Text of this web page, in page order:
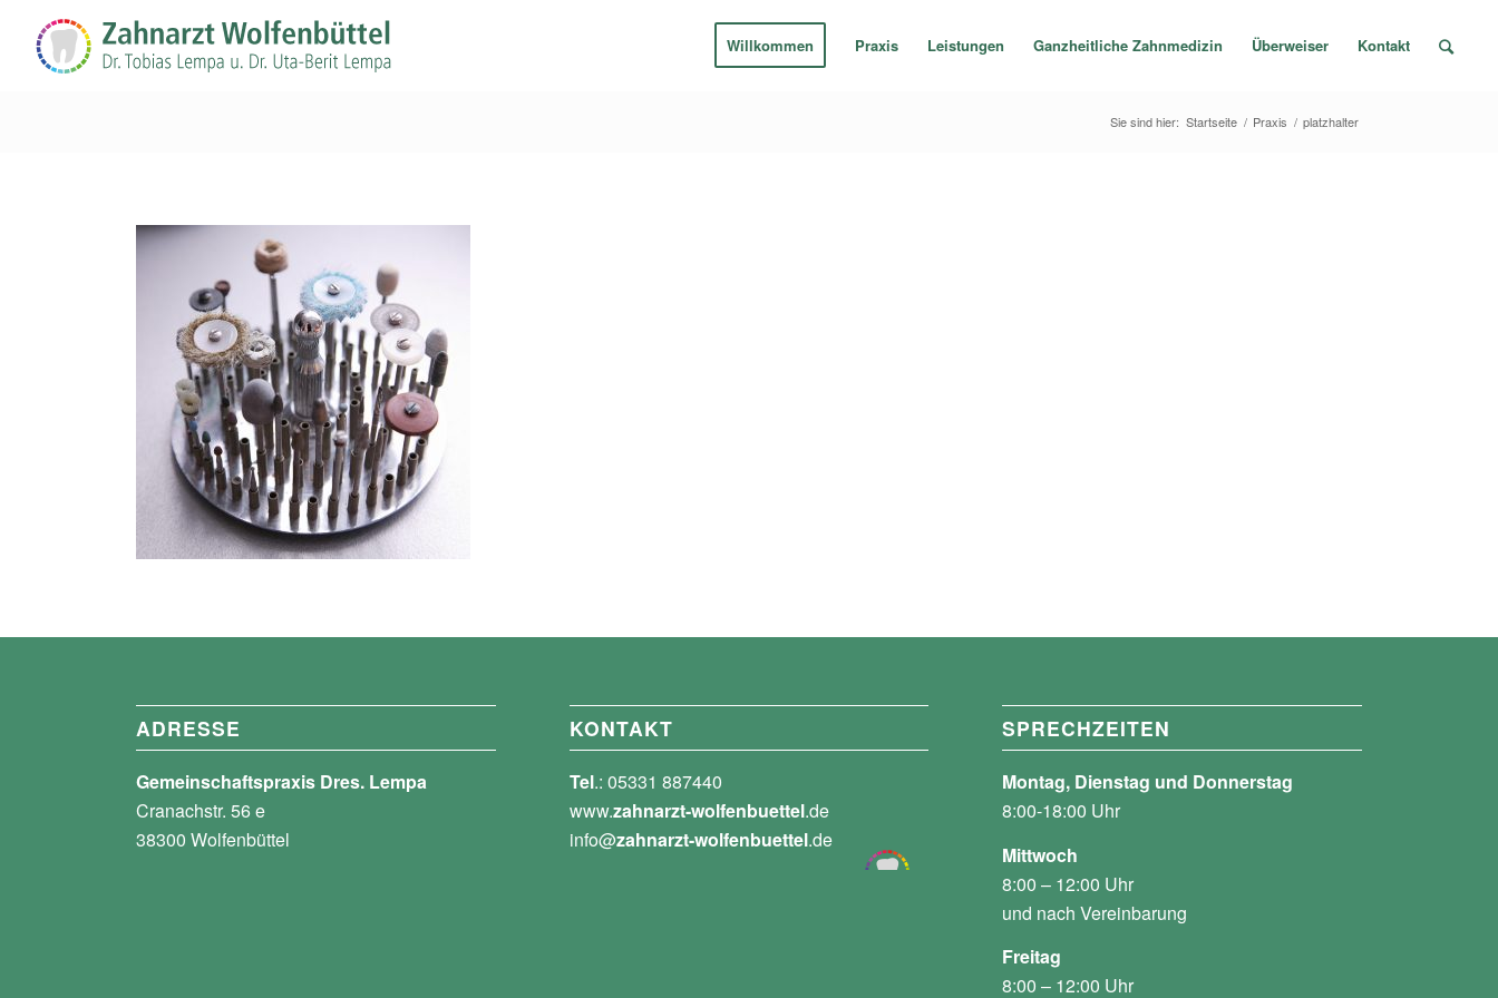
Willkommen Praxis Leistungen Ganzheitliche Zahnmedizin Überweiser Kontakt
Sie sind hier: Startseite / Praxis / platzhalter
ADRESSE
Gemeinschaftspraxis Dres. Lempa
Cranachstr. 56 e
38300 Wolfenbüttel
KONTAKT
Tel.: 05331 887440
www.zahnarzt-wolfenbuettel.de
info@zahnarzt-wolfenbuettel.de
SPRECHZEITEN
Montag, Dienstag und Donnerstag
8:00-18:00 Uhr
Mittwoch
8:00 – 12:00 Uhr
und nach Vereinbarung
Freitag
8:00 – 12:00 Uhr